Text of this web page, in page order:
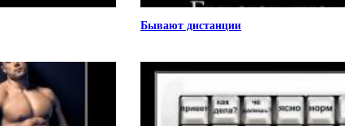
Бывают дистанции